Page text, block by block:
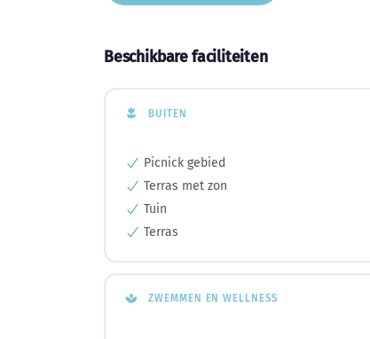
Beschikbare faciliteiten
BUITEN
Picnick gebied
Terras met zon
Tuin
Terras
ZWEMMEN EN WELLNESS